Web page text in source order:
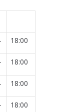
18:00
18:00
18:00
18:00